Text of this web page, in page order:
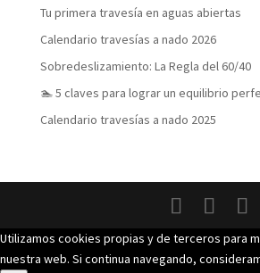
Tu primera travesía en aguas abiertas
Calendario travesías a nado 2026
Sobredeslizamiento: La Regla del 60/40
🏊 5 claves para lograr un equilibrio
Calendario travesías a nado 2025
Utilizamos cookies propias y de terceros para
nuestra web. Si continua navegando,